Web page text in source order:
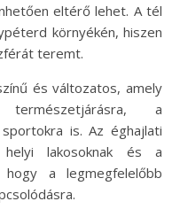
eltérő lehet. A tél
környékén, hiszen
teremt.
és változatos, amely
a
is. Az éghajlati
lakosoknak és a
hogy a legmegfelelőbb